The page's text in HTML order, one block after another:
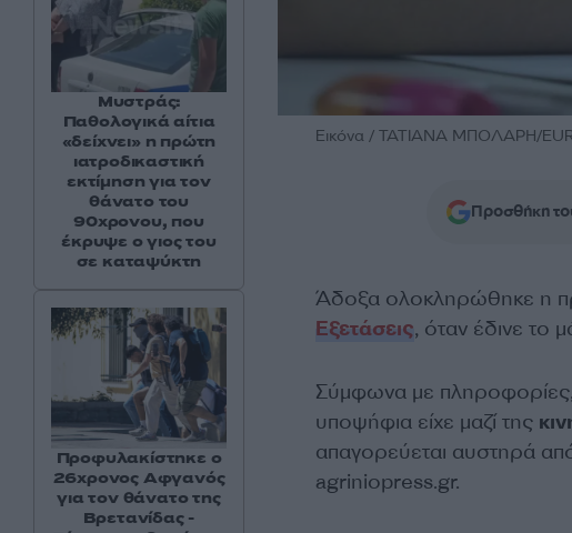
Εικόνα / ΤΑΤΙΑΝΑ ΜΠΟΛΑΡΗ/
Προσθήκη
Άδοξα ολοκληρώθηκε η
Εξετάσεις, όταν έδινε το
Σύμφωνα με πληροφορίες,
υποψήφια είχε μαζί της
απαγορεύεται αυστηρά
agriniopress.gr.
Μυστράς:
Παθολογικά αίτια
«δείχνει» η πρώτη
ιατροδικαστική
εκτίμηση για τον
θάνατο του
90χρονου, που
έκρυψε ο γιος του
σε καταψύκτη
Προφυλακίστηκε ο
26χρονος Αφγανός
για τον θάνατο της
Βρετανίδας -